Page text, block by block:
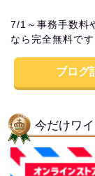
7/1～事務手数料
なら完全無料で
ブログ
今だけワ